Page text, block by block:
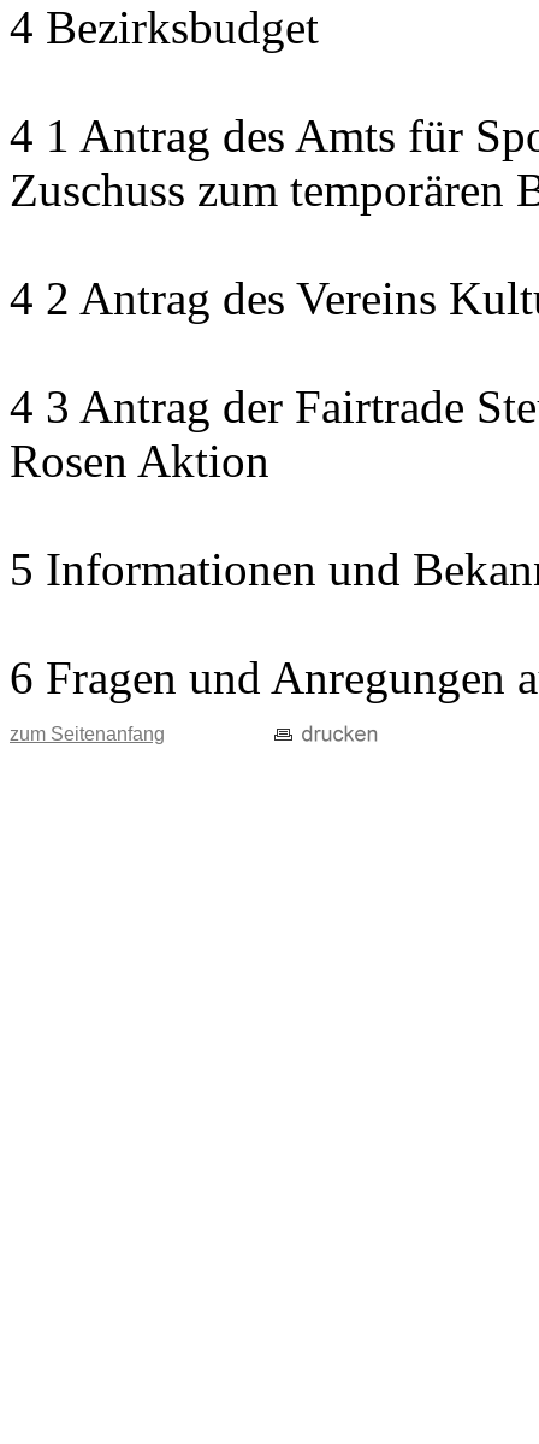
4 Bezirksbudget
4 1 Antrag des Amts für
Zuschuss zum temporären
4 2 Antrag des Vereins
4 3 Antrag der Fairtrade
Rosen Aktion
5 Informationen und
6 Fragen und Anregungen
zum Seitenanfang